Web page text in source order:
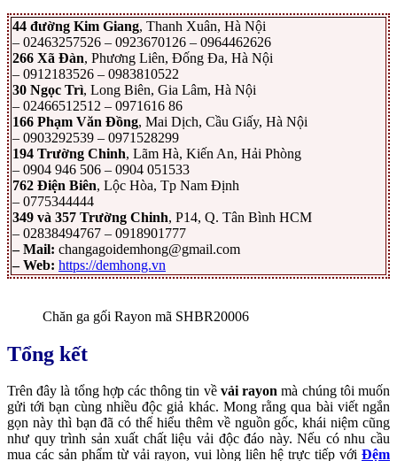
44 đường Kim Giang, Thanh Xuân, Hà Nội
– 02463257526 – 0923670126 – 0964462626
266 Xã Đàn, Phương Liên, Đống Đa, Hà Nội
– 0912183526 – 0983810522
30 Ngọc Trì, Long Biên, Gia Lâm, Hà Nội
– 02466512512 – 0971616 86
166 Phạm Văn Đồng, Mai Dịch, Cầu Giấy, Hà Nội
– 0903292539 – 0971528299
194 Trường Chinh, Lãm Hà, Kiến An, Hải Phòng
– 0904 946 506 – 0904 051533
762 Điện Biên, Lộc Hòa, Tp Nam Định
– 0775344444
349 và 357 Trường Chinh, P14, Q. Tân Bình HCM
– 02838494767 – 0918901777
– Mail: changagoidemhong@gmail.com
– Web: https://demhong.vn
Chăn ga gối Rayon mã SHBR20006
Tổng kết
Trên đây là tổng hợp các thông tin về vải rayonmà chúng tôi muốn
gửi tới bạn cùng nhiều độc giả khác. Mong rằng qua bài viết ngắn
gọn này thì bạn đã có thể hiểu thêm về nguồn gốc, khái niệm cũng
như quy trình sản xuất chất liệu vải độc đáo này. Nếu có nhu cầu
mua các sản phẩm từ vải rayon, vui lòng liên hệ trực tiếp với Đệm